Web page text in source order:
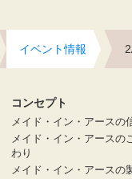
イベント情報
コンセプト
メイド・イン・アースの
メイド・イン・アースの
わり
メイド・イン・アースの